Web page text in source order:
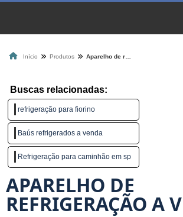
Início Produtos
Buscas relacionadas:
refrigeração para fiorino
Baús refrigerados a venda
Refrigeração para caminhão em sp
APARELHO DE
REFRIGERAÇÃO A